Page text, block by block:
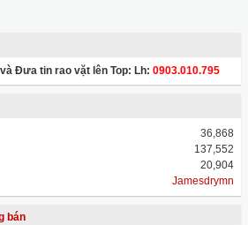
Đưa tin rao vặt lên Top: Lh: 0903.010.795
36,868
137,552
20,904
Jamesdrymn
bán